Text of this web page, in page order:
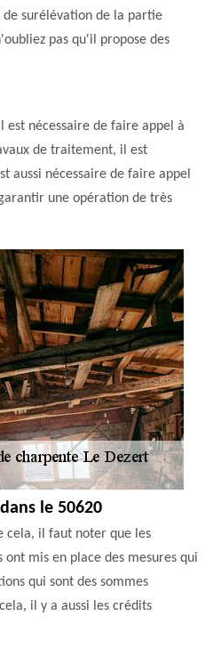
surélévation de la partie
pas qu'il propose des
nécessaire de faire appel à
de traitement, il est
aussi nécessaire de faire appel
une opération de très
le 50620
cela, il faut noter que les
mis en place des mesures qui
qui sont des sommes
il y a aussi les crédits